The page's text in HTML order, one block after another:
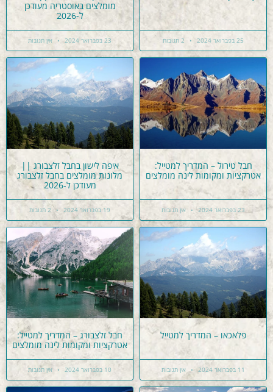
25 בפברואר 2024
מומלצים באוסטריה מעודכן
ל-2026
23 בפברואר 2024 אין תגובות
חבל טירול – המדריך למטייל:
אטרקציות ומקומות לינה מומלצים
23 בפברואר 2024 אין תגובות
איפה לישון בחבל זלצבורג ||
מלונות מומלצים בחבל זלצבורג
מעודכן ל-2026
19 בפברואר 2024
פלאכאו – המדריך למטייל
11 בפברואר 2024 אין תגובות
חבל זלצבורג – המדריך למטייל:
אטרקציות ומקומות לינה מומלצים
10 בפברואר 2024 אין תגובות